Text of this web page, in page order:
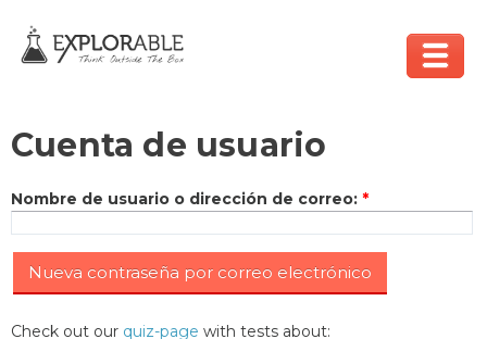
Cuenta de usuario
Nombre de usuario o dirección de correo: *
Check out our quiz-page with tests about: